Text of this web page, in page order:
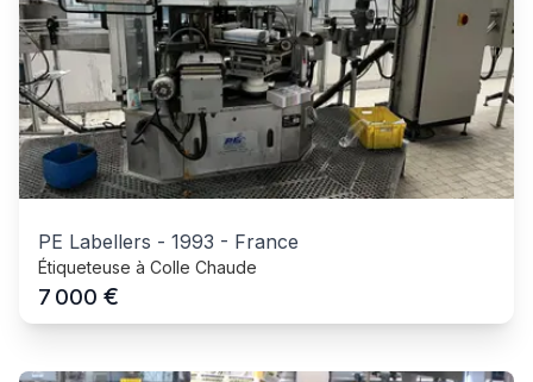
PE Labellers - 1993 - France
Étiqueteuse à Colle Chaude
7 000 €